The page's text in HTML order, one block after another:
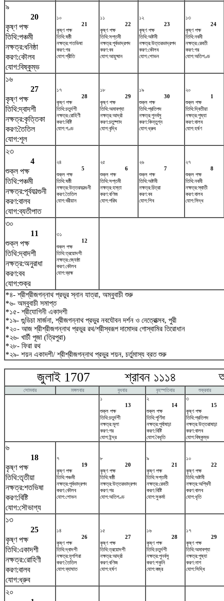
৯
20
কৃষ্ণ পক্ষ
তিথি:পঞ্চমী
নক্ষত্র:ধনিষ্ঠা
করণ:কৌলব
যোগ:বিষ্কুম্ভ
১০
21
কৃষ্ণ পক্ষ
তিথি:ষষ্ঠী
নক্ষত্র:শতভিষ‌া
করণ:গর
যোগ:প্রীতি
১১
22
কৃষ্ণ পক্ষ
তিথি:সপ্তমী
নক্ষত্র:পূর্বভাদ্রপদ
করণ:বব
যোগ:আয়ুষ্মান
১২
23
কৃষ্ণ পক্ষ
তিথি:অষ্টমী
নক্ষত্র:উত্তরভাদ্রপদ
করণ:কৌলব
যোগ:শোভন
১৩
24
কৃষ্ণ পক্ষ
তিথি:নবমী
নক্ষত্র:রেবতী
করণ:গর
যোগ:অতিগণ্ড
১৬
27
কৃষ্ণ পক্ষ
তিথি:দ্বাদশী
নক্ষত্র:কৃত্তিকা
করণ:তৈতিল
যোগ:শূল
১৭
28
কৃষ্ণ পক্ষ
তিথি:চতুর্দশী
নক্ষত্র:রোহিণী
করণ:বিষ্টি
যোগ:গণ্ড
১৮
29
কৃষ্ণ পক্ষ
তিথি:অমাবশ্যা
নক্ষত্র:আর্দ্রা
করণ:চতুষ্পাদ
যোগ:বৃদ্ধি
১৯
30
শুক্ল পক্ষ
তিথি:প্রতিপদ
নক্ষত্র:পুনর্বসু
করণ:কিন্তুগ্ন
যোগ:ধ্রুব
২০
1
শুক্ল পক্ষ
তিথি:দ্বিতীয়া
নক্ষত্র:পুষ্যা
করণ:বালব
যোগ:হর্ষণ
২৩
4
শুক্ল পক্ষ
তিথি:পঞ্চমী
নক্ষত্র:পূর্বফাল্গুনী
করণ:বালব
যোগ:ব্যতীপাত
২৪
5
শুক্ল পক্ষ
তিথি:ষষ্ঠী
নক্ষত্র:উত্তরফাল্গুনী
করণ:তৈতিল
যোগ:বরীয়ান
২৫
6
শুক্ল পক্ষ
তিথি:সপ্তমী
নক্ষত্র:হস্তা
করণ:বণিজ
যোগ:পরিঘ
২৬
7
শুক্ল পক্ষ
তিথি:অষ্টমী
নক্ষত্র:চিত্রা
করণ:বব
যোগ:শিব
২৭
8
শুক্ল পক্ষ
তিথি:নবমী
নক্ষত্র:স্বাতী
করণ:বালব
যোগ:সিদ্ধ
৩০
11
শুক্ল পক্ষ
তিথি:দ্বাদশী
নক্ষত্র:অনুরাধা
করণ:বব
যোগ:শুক্র
৩১
12
শুক্ল পক্ষ
তিথি:ত্রয়োদশী
নক্ষত্র:জ্যেষ্ঠা
করণ:কৌলব
যোগ:ব্রহ্ম
*৪- শ্রীশ্রীজগন্নাথ প্রভুর স্নান যাত্রা, অম্বুবাচী শুরু
*৬- অম্বুবাচী সমাপ্ত
*১৫- শ্রীযোগিনী একাদশী
*১৯- গুন্ডিচা মার্জনা, শ্রীজগন্নাথ প্রভুর নবযৌবন দর্শন ও নেত্রোত্সব, পুরী
*২০- আজ শ্রীশ্রীজগন্নাথ প্রভুর রথ/শ্রীস্বরূপ দামোদর গোস্বামির তিরোধান
*২৬- খার্চী পূজা (ত্রিপুরা)
*২৮- ফিরা রথ
*২৯- শয়ন একাদশী/ শ্রীশ্রীজগন্নাথ প্রভুর শয়ন, চর্তুমাস্য ব্রত শুরু
জুলাই 1707 শ্রাবন ১১১৪
সোমবার মঙ্গলবার বুধবার বৃহস্পতিবার
শুক্রবার
১
13
শুক্ল পক্ষ
তিথি:চতুর্দশী
নক্ষত্র:মূলা
করণ:গর
যোগ:ইন্দ্র
২
14
শুক্ল পক্ষ
তিথি:পূর্ণিমা
নক্ষত্র:পূর্বাষাঢ়া
করণ:বিষ্টি
যোগ:বৈধৃতি
৩
15
কৃষ্ণ পক্ষ
তিথি:প্রতিপদ
নক্ষত্র:উত্তরাষাঢ়া
করণ:বালব
যোগ:বিষ্কুম্ভ
৬
18
কৃষ্ণ পক্ষ
তিথি:তৃতীয়া
নক্ষত্র:শতভিষ‌া
করণ:বিষ্টি
যোগ:সৌভাগ্য
৭
19
কৃষ্ণ পক্ষ
তিথি:পঞ্চমী
নক্ষত্র:পূর্বভাদ্রপদ
করণ:কৌলব
যোগ:শোভন
৮
20
কৃষ্ণ পক্ষ
তিথি:ষষ্ঠী
নক্ষত্র:উত্তরভাদ্রপদ
করণ:গর
যোগ:অতিগণ্ড
৯
21
কৃষ্ণ পক্ষ
তিথি:সপ্তমী
নক্ষত্র:রেবতী
করণ:বিষ্টি
যোগ:সুকর্মা
১০
22
কৃষ্ণ পক্ষ
তিথি:অষ্টমী
নক্ষত্র:অশ্বিনী
করণ:বালব
যোগ:ধৃতি
১৩
25
কৃষ্ণ পক্ষ
তিথি:একাদশী
নক্ষত্র:রোহিণী
করণ:বালব
যোগ:ধ্রুব
১৪
26
কৃষ্ণ পক্ষ
তিথি:দ্বাদশী
নক্ষত্র:মৃগশিরা
করণ:তৈতিল
যোগ:ব্যাঘাত
১৫
27
কৃষ্ণ পক্ষ
তিথি:ত্রয়োদশী
নক্ষত্র:আর্দ্রা
করণ:বণিজ
যোগ:হর্ষণ
১৬
28
কৃষ্ণ পক্ষ
তিথি:চতুর্দশী
নক্ষত্র:পুনর্বসু
করণ:শকুনি
যোগ:বজ্র
১৭
29
কৃষ্ণ পক্ষ
তিথি:অমাবশ্যা
নক্ষত্র:পুষ্যা
করণ:নাগ
যোগ:সিদ্ধি
২০